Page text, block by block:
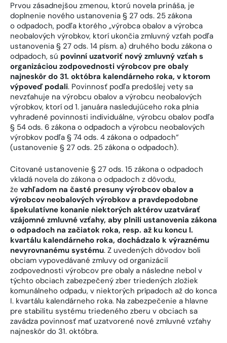
Prvou zásadnejšou zmenou, ktorú novela prináša, je
doplnenie nového ustanovenia § 27 ods. 25 zákona
o odpadoch, podľa ktorého „výrobca obalov a výrobca
neobalových výrobkov, ktorí ukončia zmluvný vzťah podľa
ustanovenia § 27 ods. 14 písm. a) druhého bodu zákona o
odpadoch, sú povinní uzatvoriť nový zmluvný vzťah s
organizáciou zodpovednosti výrobcov pre obaly
najneskôr do 31. októbra kalendárneho roka, v ktorom
výpoveď podali. Povinnosť podľa predošlej vety sa
nevzťahuje na výrobcu obalov a výrobcu neobalových
výrobkov, ktorí od 1. januára nasledujúceho roka plnia
vyhradené povinnosti individuálne, výrobcu obalov podľa
§ 54 ods. 6 zákona o odpadoch a výrobcu neobalových
výrobkov podľa § 74 ods. 4 zákona o odpadoch“
(ustanovenie § 27 ods. 25 zákona o odpadoch).
Citované ustanovenie § 27 ods. 15 zákona o odpadoch
vkladá novela do zákona o odpadoch z dôvodu,
že vzhľadom na časté presuny výrobcov obalov a
výrobcov neobalových výrobkov a pravdepodobne
špekulatívne konanie niektorých aktérov uzatvárať
vzájomné zmluvné vzťahy, aby plnili ustanovenia zákona
o odpadoch na začiatok roka, resp. až ku koncu I.
kvartálu kalendárneho roka, dochádzalo k výraznému
nevyrovnanému systému. Z uvedených dôvodov boli
obciam vypovedávané zmluvy od organizácií
zodpovednosti výrobcov pre obaly a následne nebol v
týchto obciach zabezpečený zber triedených zložiek
komunálneho odpadu, v niektorých prípadoch až do konca
I. kvartálu kalendárneho roka. Na zabezpečenie a hlavne
pre stabilitu systému triedeného zberu v obciach sa
zavádza povinnosť mať uzatvorené nové zmluvné vzťahy
najneskôr do 31. októbra.